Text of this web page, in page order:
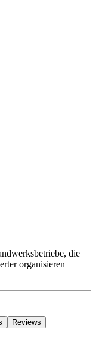
die
organisieren
Reviews